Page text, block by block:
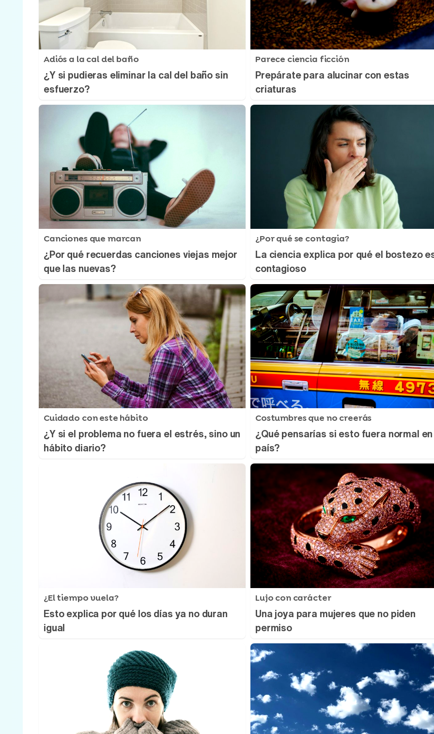
Adiós a la cal del baño
¿Y si pudieras eliminar la cal del baño sin
esfuerzo?
Parece ciencia ficción
Prepárate para alucinar con estas
criaturas
Canciones que marcan
¿Por qué recuerdas canciones viejas mejor
que las nuevas?
¿Por qué se contagia?
La ciencia explica por qué el bostezo
contagioso
Cuidado con este hábito
¿Y si el problema no fuera el estrés, sino un
hábito diario?
Costumbres que no creerás
¿Qué pensarías si esto fuera normal
país?
¿El tiempo vuela?
Esto explica por qué los días ya no duran
igual
Lujo con carácter
Una joya para mujeres que no piden
permiso